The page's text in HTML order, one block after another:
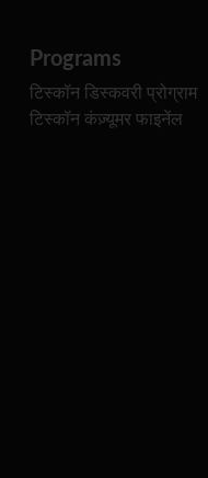
Programs
टिस्कॉन डिस्कवरी प्रोग्राम
टिस्कॉन कंज़्यूमर फाइनेंल